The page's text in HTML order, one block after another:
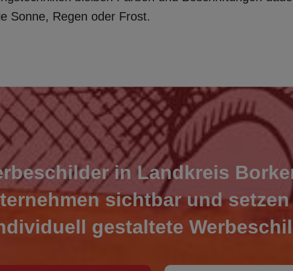
Sonne, Regen oder Frost.
in Landkreis
sichtbar und
gestaltete